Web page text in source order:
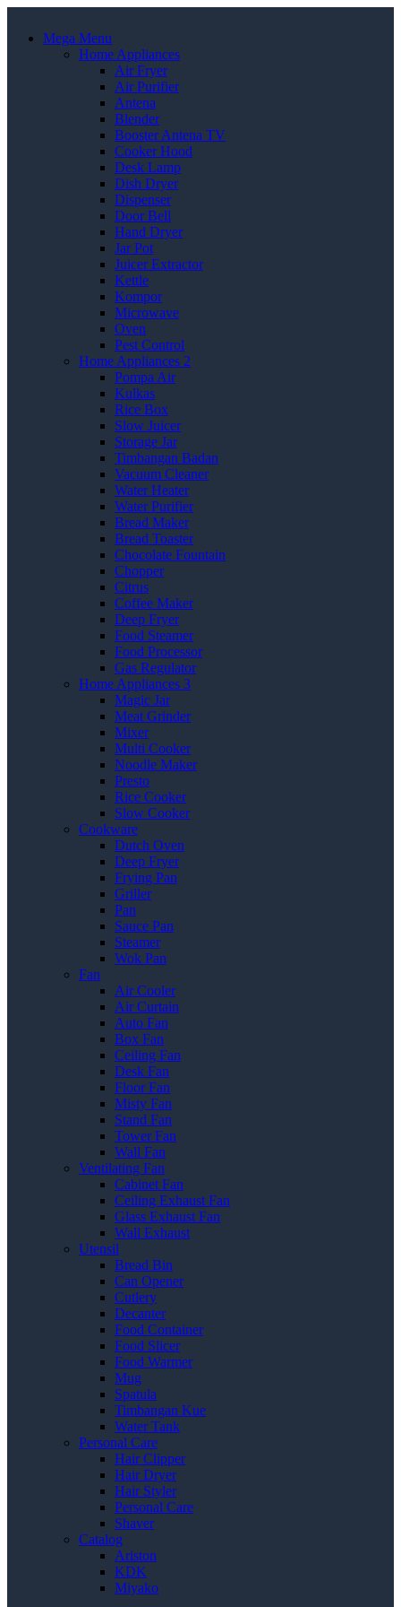
Mega Menu
Home Appliances
Air Fryer
Air Purifier
Antena
Blender
Booster Antena TV
Cooker Hood
Desk Lamp
Dish Dryer
Dispenser
Door Bell
Hand Dryer
Jar Pot
Juicer Extractor
Kettle
Kompor
Microwave
Oven
Pest Control
Home Appliances 2
Pompa Air
Kulkas
Rice Box
Slow Juicer
Storage Jar
Timbangan Badan
Vacuum Cleaner
Water Heater
Water Purifier
Bread Maker
Bread Toaster
Chocolate Fountain
Chopper
Citrus
Coffee Maker
Deep Fryer
Food Steamer
Food Processor
Gas Regulator
Home Appliances 3
Magic Jar
Meat Grinder
Mixer
Multi Cooker
Noodle Maker
Presto
Rice Cooker
Slow Cooker
Cookware
Dutch Oven
Deep Fryer
Frying Pan
Griller
Pan
Sauce Pan
Steamer
Wok Pan
Fan
Air Cooler
Air Curtain
Auto Fan
Box Fan
Ceiling Fan
Desk Fan
Floor Fan
Misty Fan
Stand Fan
Tower Fan
Wall Fan
Ventilating Fan
Cabinet Fan
Ceiling Exhaust Fan
Glass Exhaust Fan
Wall Exhaust
Utensil
Bread Bin
Can Opener
Cutlery
Decanter
Food Container
Food Slicer
Food Warmer
Mug
Spatula
Timbangan Kue
Water Tank
Personal Care
Hair Clipper
Hair Dryer
Hair Styler
Personal Care
Shaver
Catalog
Ariston
KDK
Miyako